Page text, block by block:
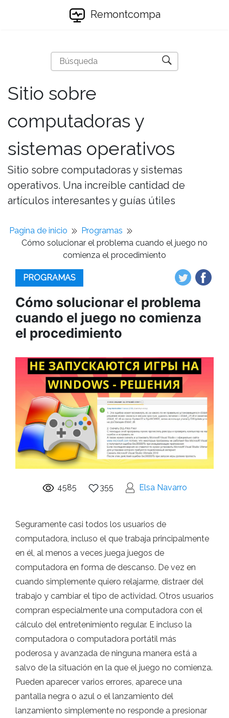
Remontcompa
Sitio sobre
computadoras y
sistemas operativos
Sitio sobre computadoras y sistemas
operativos. Una increíble cantidad de
artículos interesantes y guías útiles
Pagina de inicio
Programas
Cómo solucionar el problema cuando el juego no
comienza el procedimiento
PROGRAMAS
Cómo solucionar el problema
cuando el juego no comienza
el procedimiento
4585 355 Elsa Navarro
Seguramente casi todos los usuarios de
computadora, incluso el que trabaja principalmente
en él, al menos a veces juega juegos de
computadora en forma de descanso. De vez en
cuando simplemente quiero relajarme, distraer del
trabajo y cambiar el tipo de actividad. Otros usuarios
compran especialmente una computadora con el
cálculo del entretenimiento regular. E incluso la
computadora o computadora portátil más
poderosa y avanzada de ninguna manera está a
salvo de la situación en la que el juego no comienza.
Pueden aparecer varios errores, aparece una
pantalla negra o azul o el lanzamiento del
lanzamiento simplemente no responde a presionar